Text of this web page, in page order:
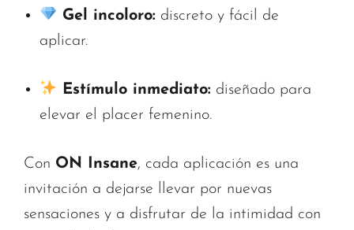
Gel incoloro: discreto y fácil de
aplicar.
Estímulo inmediato: diseñado para
elevar el placer femenino.
Con ON Insane, cada aplicación es una
invitación a dejarse llevar por nuevas
sensaciones y a disfrutar de la intimidad con